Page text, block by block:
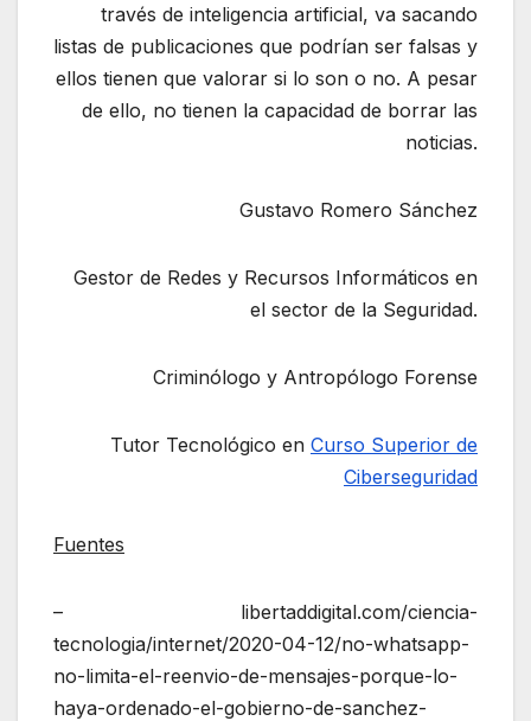
través de inteligencia artificial, va sacando
listas de publicaciones que podrían ser falsas y
ellos tienen que valorar si lo son o no. A pesar
de ello, no tienen la capacidad de borrar las
noticias.
Gustavo Romero Sánchez
Gestor de Redes y Recursos Informáticos en
el sector de la Seguridad.
Criminólogo y Antropólogo Forense
Tutor Tecnológico en Curso Superior de
Ciberseguridad
Fuentes
– libertaddigital.com/ciencia-
tecnologia/internet/2020-04-12/no-whatsapp-
no-limita-el-reenvio-de-mensajes-porque-lo-
haya-ordenado-el-gobierno-de-sanchez-